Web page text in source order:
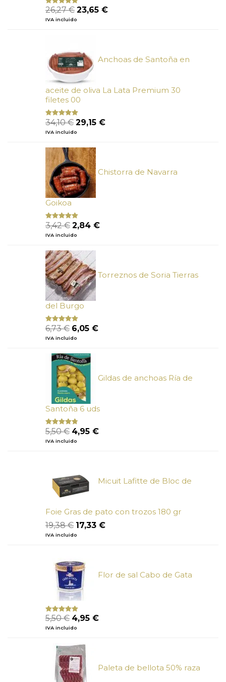
Valorado
con
5
26,27€ El
precio
23,65 €El
IVA incluido
Anchoas de Santoña en
aceite de oliva La Lata Premium 30
filetes 00
Valorado
con
de 5
34,10€ El
precio
era:
34,10 €.
29,15 €El
IVA incluido
Chistorra de Navarra
Goikoa
Valorado
con
de 5
3,42€ El
precio
era:
3,42 €.
2,84 €El
IVA incluido
Torreznos de Soria Tierras
del Burgo
Valorado
con
de
5
6,73€ El
precio
era:
6,73 €.
6,05 €El
IVA incluido
Gildas de anchoas Ría de
Santoña 6 uds
Valorado
con
de 5
5,50€ El
precio
4,95 €El
IVA incluido
Micuit Lafitte de Bloc de
Foie Gras de pato con trozos 180 gr
19,38€ El
precio
19,38 €.
17,33 €El
IVA incluido
Flor de sal Cabo de Gata
Valorado
con
de
5
5,50€ El
precio
era:
5,50 €.
4,95 €El
IVA incluido
Paleta de bellota 50% raza